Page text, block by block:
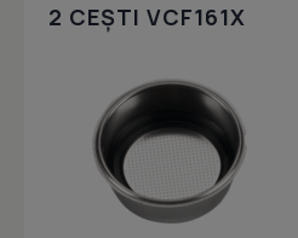
2 CEȘTI VCF161X